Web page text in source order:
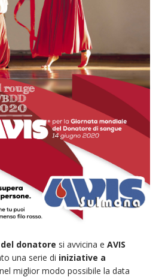
donatore si avvicina e AVIS
una serie di iniziative a
miglior modo possibile la data